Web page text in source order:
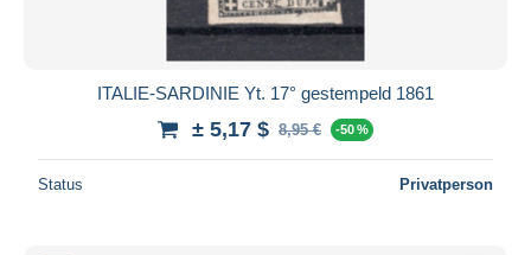
ITALIE-SARDINIE Yt. 17° gestempeld 1861
± 5,17 $ 8,95 € -50 %
Status Privatperson